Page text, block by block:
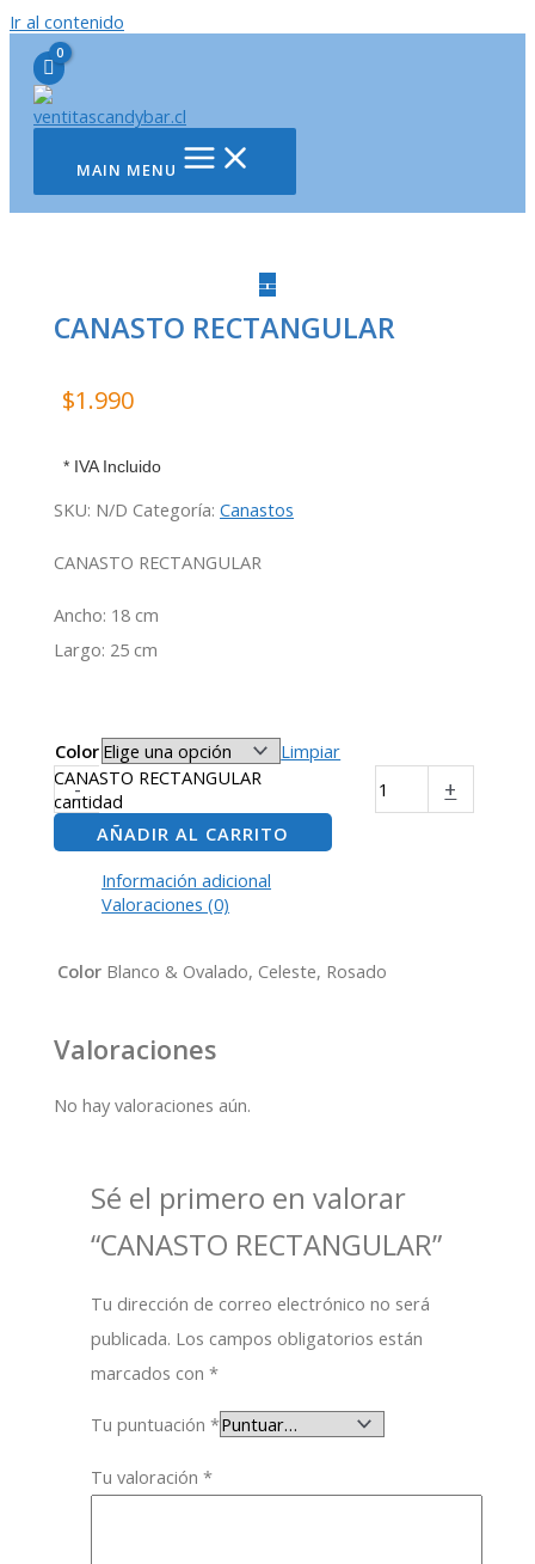
Ir al contenido
MAIN MENU
CANASTO RECTANGULAR
$1.990
* IVA Incluido
SKU: N/D Categoría:Canastos
CANASTO RECTANGULAR
Ancho: 18 cm
Largo: 25 cm
Color Limpiar
-
CANASTO RECTANGULAR
cantidad
+
AÑADIR AL CARRITO
Información adicional
Valoraciones (0)
Color Blanco & Ovalado, Celeste, Rosado
Valoraciones
No hay valoraciones aún.
Sé el primero en valorar
“CANASTO RECTANGULAR”
Tu dirección de correo electrónico no será
publicada. Los campos obligatorios están
marcados con*
Tu puntuación*
Tu valoración*